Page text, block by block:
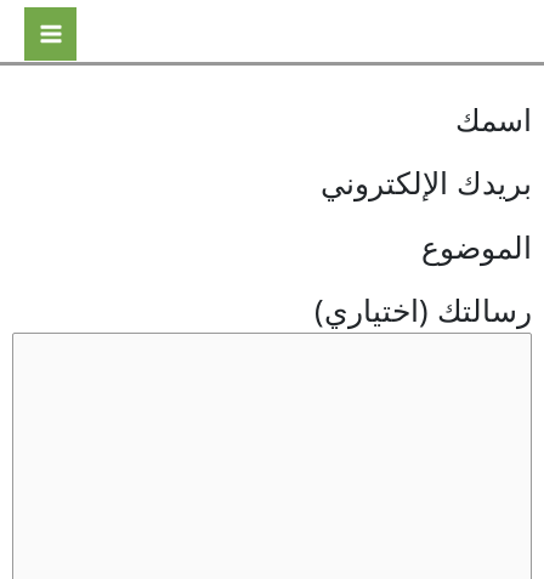
اسمك
بريدك الإلكتروني
الموضوع
رسالتك (اختياري)